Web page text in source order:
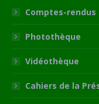
Comptes-
Photothèque
Vidéothèque
Cahiers de la